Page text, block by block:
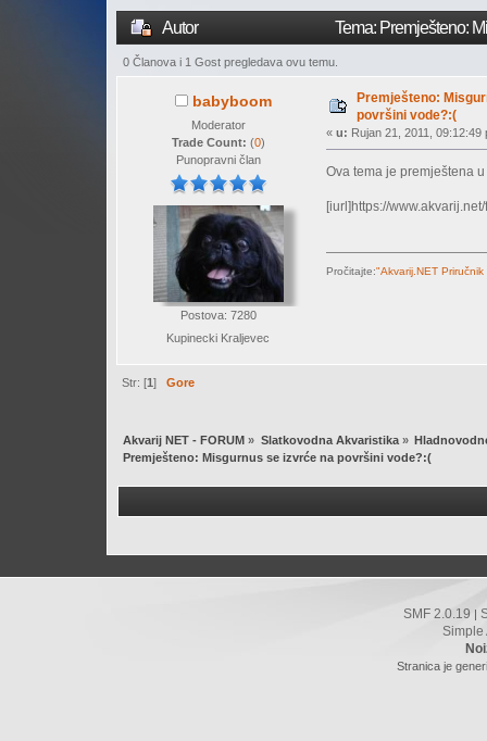
Autor Tema: Premješteno:
0 Članova i 1 Gost pregledava ovu temu.
babyboom
Moderator
Trade Count: (0)
Punopravni član
Postova: 7280
Kupinecki Kraljevec
Premješteno:
površini vode?:(
« u: Rujan 21, 2011, 09:12:49
Ova tema je premještena u
[iurl]https://
Pročitajte:"Akvarij.NET
Str: [1]Gore
Akvarij NET - FORUM » Slatkovodna Akvaristika»
Premješteno: Misgurnus se izvrće na površini vode?:(
SMF 2.0.19
Simple
Stranica je